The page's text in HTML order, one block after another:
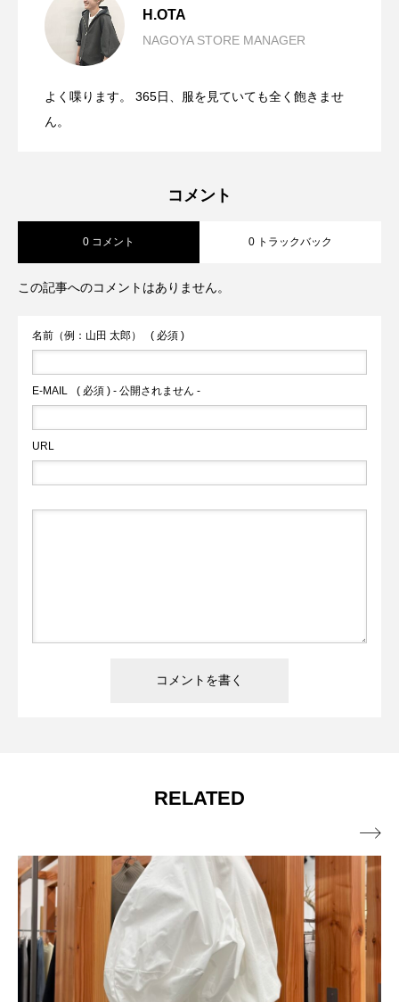
H.OTA
NAGOYA STORE MANAGER
よく喋ります。 365日、服を見ていても全く飽きませ
ん。
2026.07.30
コメント
0 コメント 0 トラックバック
この記事へのコメントはありません。
名前（例：山田 太郎） ( 必須 )
E-MAIL ( 必須 ) - 公開されません -
URL
RELATED
